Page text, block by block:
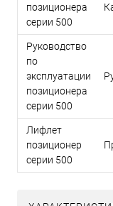
позиционера
серии 500
Руководство
по
эксплуатации
позиционера
серии 500
Лифлет
позиционер
серии 500